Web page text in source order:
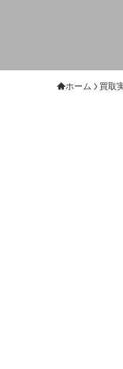
ホーム 買取